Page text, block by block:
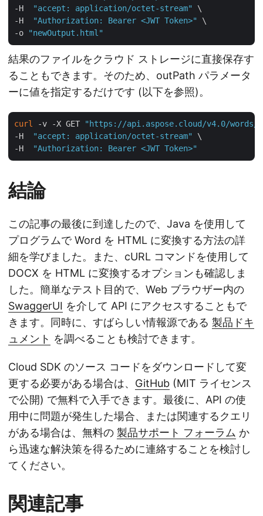
-H
"accept: application/octet-stream"
\
-H
"Authorization: Bearer <JWT Token>"
\
-o
"newOutput.html"
結果のファイルをクラウド ストレージに直接保存す
ることもできます。そのため、outPath パラメータ
ーに値を指定するだけです (以下を参照)。
curl -v -X GET
"https://api.aspose.cloud/v4.0/words/
-H
"accept: application/octet-stream"
\
-H
"Authorization: Bearer <JWT Token>"
結論
この記事の最後に到達したので、Java を使用して
プログラムで Word を HTML に変換する方法の詳
細を学びました。また、cURL コマンドを使用して
DOCX を HTML に変換するオプションも確認しま
した。簡単なテスト目的で、Web ブラウザー内の
SwaggerUI を介して API にアクセスすることもで
きます。同時に、すばらしい情報源である 製品ドキ
ュメント を調べることも検討できます。
Cloud SDK のソース コードをダウンロードして変
更する必要がある場合は、 GitHub (MIT ライセンス
で公開) で無料で入手できます。最後に、API の使
用中に問題が発生した場合、または関連するクエリ
がある場合は、無料の 製品サポート フォーラム か
ら迅速な解決策を得るために連絡することを検討し
てください。
関連記事